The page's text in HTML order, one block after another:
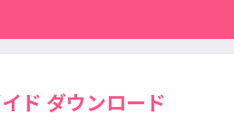
ド ダウンロード